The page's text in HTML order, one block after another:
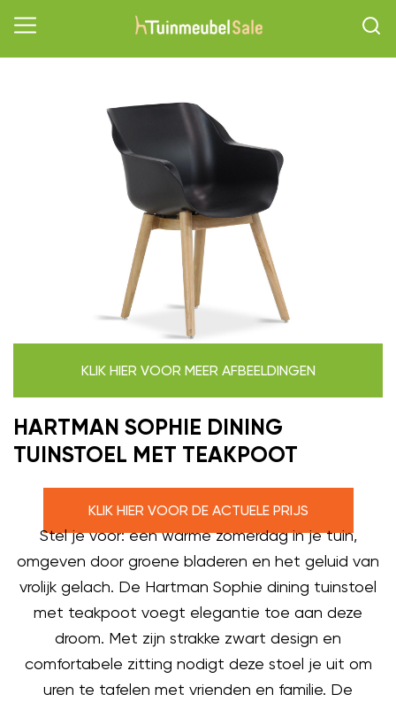
KLIK HIER VOOR MEER AFBEELDINGEN
HARTMAN SOPHIE DINING
TUINSTOEL MET TEAKPOOT
KLIK HIER VOOR DE ACTUELE PRIJS
Stel je voor: een warme zomerdag in je tuin,
omgeven door groene bladeren en het geluid van
vrolijk gelach. De Hartman Sophie dining tuinstoel
met teakpoot voegt elegantie toe aan deze
droom. Met zijn strakke zwart design en
comfortabele zitting nodigt deze stoel je uit om
uren te tafelen met vrienden en familie. De